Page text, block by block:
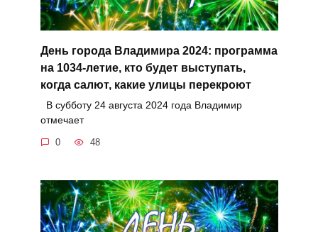
День города Владимира 2024: программа
на 1034-летие, кто будет выступать,
когда салют, какие улицы перекроют
В субботу 24 августа 2024 года Владимир
отмечает
0 48